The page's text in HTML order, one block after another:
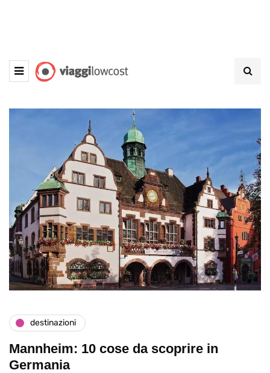
destinazioni
Mannheim: 10 cose da scoprire in
Germania